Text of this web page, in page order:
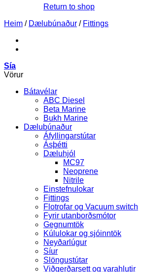
Return to shop
Heim / Dælubúnaður / Fittings
Sía
Vörur
Bátavélar
ABC Diesel
Beta Marine
Bukh Marine
Dælubúnaður
Áfyllingarstútar
Ásþétti
Dæluhjól
MC97
Neoprene
Nitrile
Einstefnulokar
Fittings
Flotrofar og Vacuum switch
Fyrir utanborðsmótor
Gegnumtök
Kúlulokar og sjóinntök
Neyðarlúgur
Síur
Slöngustútar
Viðgerðarsett og varahlutir